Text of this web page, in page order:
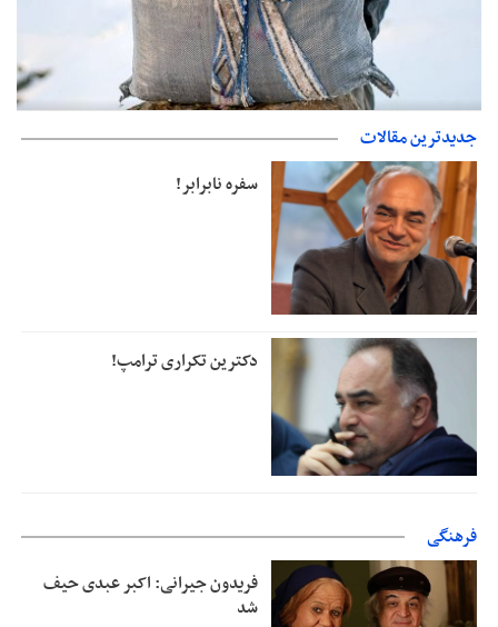
حمایت از مرزنشینان نباید به زیان تولید باشد/مواد اولیه با کولبری
وارد شود
جدیدترین مقالات
سفره نابرابر!
دکترین تکراری ترامپ!
فرهنگی
فریدون جیرانی: اکبر عبدی حیف
شد